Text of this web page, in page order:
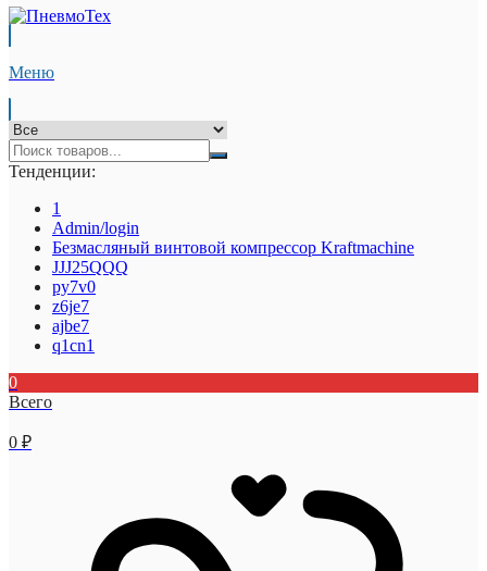
Меню
Тенденции:
1
Admin/login
Безмасляный винтовой компрессор Kraftmaсhine
JJJ25QQQ
py7v0
z6je7
ajbe7
q1cn1
0
Всего
0 ₽